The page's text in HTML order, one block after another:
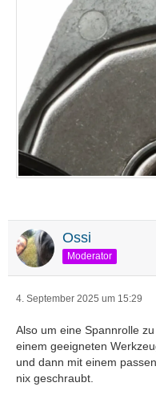
Ossi
Moderator
4. September 2025 um 15:29
Also um eine Spannrolle
einem geeigneten
und dann mit einem
nix geschraubt.